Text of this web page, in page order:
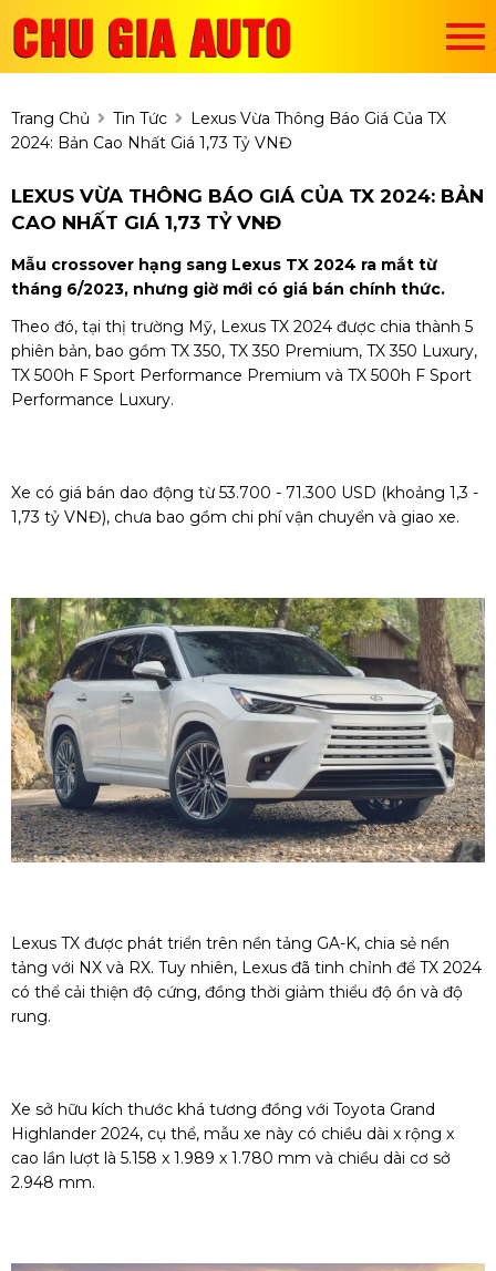
Trang Chủ Tin Tức
Lexus Vừa Thông Báo Giá Của TX
2024: Bản Cao Nhất Giá 1,73 Tỷ VNĐ
LEXUS VỪA THÔNG BÁO GIÁ CỦA TX 2024: BẢN
CAO NHẤT GIÁ 1,73 TỶ VNĐ
Mẫu crossover hạng sang Lexus TX 2024 ra mắt từ
tháng 6/2023, nhưng giờ mới có giá bán chính thức.
Theo đó, tại thị trường Mỹ, Lexus TX 2024 được chia thành 5
phiên bản, bao gồm TX 350, TX 350 Premium, TX 350 Luxury,
TX 500h F Sport Performance Premium và TX 500h F Sport
Performance Luxury.
Xe có giá bán dao động từ 53.700 - 71.300 USD (khoảng 1,3 -
1,73 tỷ VNĐ), chưa bao gồm chi phí vận chuyển và giao xe.
Lexus TX được phát triển trên nền tảng GA-K, chia sẻ nền
tảng với NX và RX. Tuy nhiên, Lexus đã tinh chỉnh để TX 2024
có thể cải thiện độ cứng, đồng thời giảm thiểu độ ồn và độ
rung.
Xe sở hữu kích thước khá tương đồng với Toyota Grand
Highlander 2024, cụ thể, mẫu xe này có chiều dài x rộng x
cao lần lượt là 5.158 x 1.989 x 1.780 mm và chiều dài cơ sở
2.948 mm.